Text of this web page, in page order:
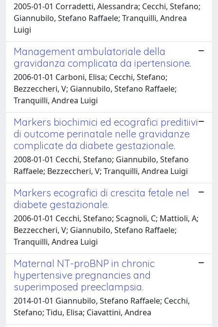
2005-01-01 Corradetti, Alessandra; Cecchi, Stefano;
Giannubilo, Stefano Raffaele; Tranquilli, Andrea
Luigi
Management ambulatoriale della
gravidanza complicata da ipertensione.
2006-01-01 Carboni, Elisa; Cecchi, Stefano;
Bezzeccheri, V; Giannubilo, Stefano Raffaele;
Tranquilli, Andrea Luigi
Markers biochimici ed ecografici preditiivi
di outcome perinatale nelle gravidanze
complicate da diabete gestazionale.
2008-01-01 Cecchi, Stefano; Giannubilo, Stefano
Raffaele; Bezzeccheri, V; Tranquilli, Andrea Luigi
Markers ecografici di crescita fetale nel
diabete gestazionale.
2006-01-01 Cecchi, Stefano; Scagnoli, C; Mattioli, A;
Bezzeccheri, V; Giannubilo, Stefano Raffaele;
Tranquilli, Andrea Luigi
Maternal NT-proBNP in chronic
hypertensive pregnancies and
superimposed preeclampsia.
2014-01-01 Giannubilo, Stefano Raffaele; Cecchi,
Stefano; Tidu, Elisa; Ciavattini, Andrea